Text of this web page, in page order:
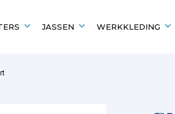
JASSEN WERKKLEDING